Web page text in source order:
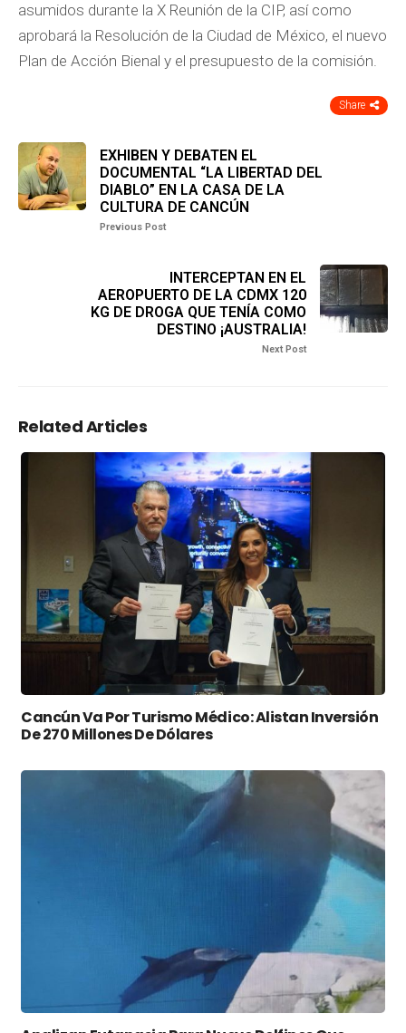
asumidos durante la X Reunión de la CIP, así como
aprobará la Resolución de la Ciudad de México, el nuevo
Plan de Acción Bienal y el presupuesto de la comisión.
Share
EXHIBEN Y DEBATEN EL
DOCUMENTAL “LA LIBERTAD DEL
DIABLO” EN LA CASA DE LA
CULTURA DE CANCÚN
Previous Post
INTERCEPTAN EN EL
AEROPUERTO DE LA CDMX 120
KG DE DROGA QUE TENÍA COMO
DESTINO ¡AUSTRALIA!
Next Post
Related Articles
Cancún Va Por Turismo Médico: Alistan Inversión
De 270 Millones De Dólares